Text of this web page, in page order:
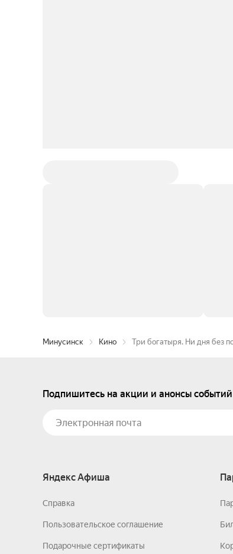
Минусинск Кино Три богатыря. Ни дня без
Подпишитесь на акции и анонсы событий
Яндекс Афиша
Справка
Пользовательское соглашение
Подарочные сертификаты